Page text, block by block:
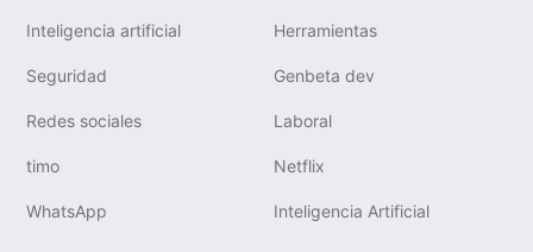
Inteligencia artificial Herramientas
Seguridad Genbeta dev
Redes sociales Laboral
timo Netflix
WhatsApp Inteligencia Artificial